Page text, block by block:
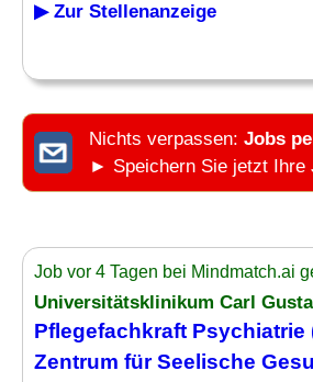
▶ Zur Stellenanzeige
Nichts verpassen: Jobs
► Speichern Sie jetzt Ihre
Job vor 4 Tagen bei Mindmatch.ai
Universitätsklinikum Carl
Pflegefachkraft Psychiatrie
Zentrum für Seelische